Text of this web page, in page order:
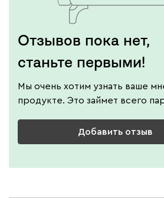
Отзывов пока нет,
станьте первыми!
Мы очень хотим узнать ваше
продукте. Это займет всего
Добавить отзыв